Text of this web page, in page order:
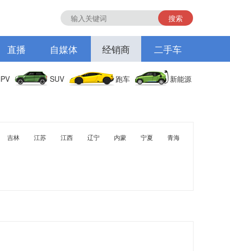
搜索
直播 自媒体 经销商 二手车
SUV 跑车 新能源
吉林 江苏 江西 辽宁 内蒙 宁夏
青海